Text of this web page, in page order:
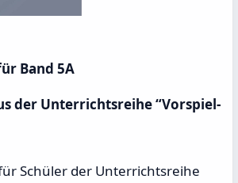
Band 5A
der Unterrichtsreihe “Vorspiel-
Schüler der Unterrichtsreihe